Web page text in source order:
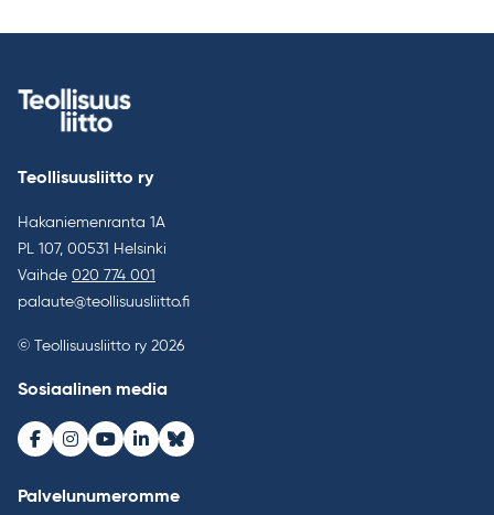
Teollisuusliitto ry
Hakaniemenranta 1A
PL 107, 00531 Helsinki
Vaihde 020 774 001
palaute@teollisuusliitto.fi
© Teollisuusliitto ry 2026
Sosiaalinen media
Facebook
Instagram
Youtube
LinkedInBluesky
Palvelunumeromme